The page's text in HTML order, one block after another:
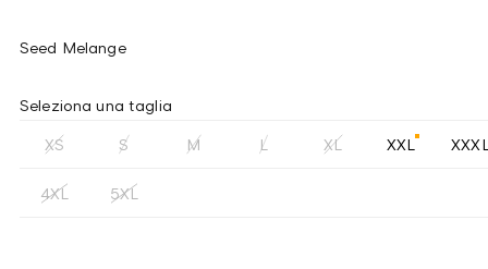
Seed Melange
Seleziona una taglia
XS S M L XL XXL
4XL 5XL